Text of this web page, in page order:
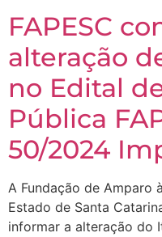
FAPESC
alteração
no Edital
Pública
50/2024
A Fundação de Amparo
Estado de Santa
informar a alteração do